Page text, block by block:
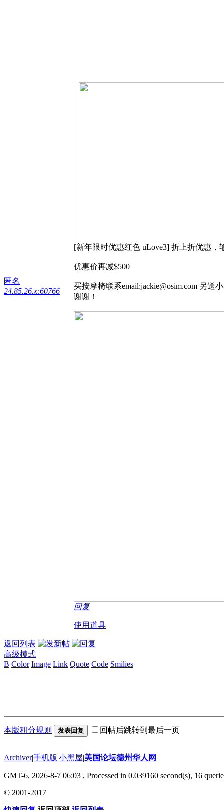
匿名
24.85.26.x:60766
[新年限时优惠红色 uLove3] 折上折优惠，
优惠价再减$500
买按摩椅联系email:jackie@osim.com 另送
谢谢！
回复
使用道具
返回列表
高级模式
B Color Image Link Quote Code Smilies
本版积分规则 发表回复 回帖后跳转到最后一页
Archiver|手机版|小黑屋|美国论坛德州华人网
GMT-6, 2026-8-7 06:03 , Processed in 0.039160 second(s), 16
© 2001-2017